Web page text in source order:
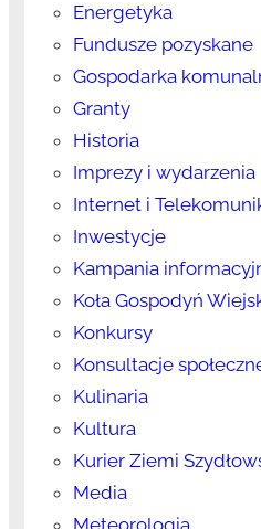
Energetyka
Fundusze pozyskane
Gospodarka
Granty
Historia
Imprezy i wydarzenia
Internet i
Inwestycje
Kampania
Koła Gospodyń
Konkursy
Konsultacje
Kulinaria
Kultura
Kurier Ziemi
Media